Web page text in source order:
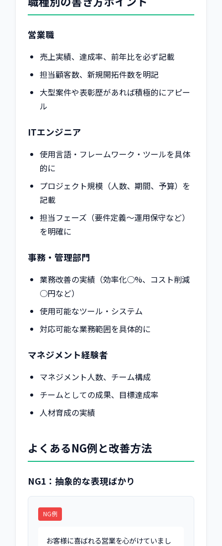
営業職
売上実績、達成率、前年比を必ず記載
担当顧客数、新規開拓件数を明記
大型案件や表彰歴があれば積極的にアピー
ル
ITエンジニア
使用言語・フレームワーク・ツールを具体
的に
プロジェクト規模（人数、期間、予算）を
記載
担当フェーズ（要件定義〜運用保守など）
を明確に
事務・管理部門
業務改善の実績（効率化○%、コスト削減
○円など）
使用可能なツール・システム
対応可能な業務範囲を具体的に
マネジメント経験者
マネジメント人数、チーム構成
チームとしての成果、目標達成率
人材育成の実績
よくあるNG例と改善方法
NG1：抽象的な表現ばかり
NG例
お客様に喜ばれる営業を心がけていまし